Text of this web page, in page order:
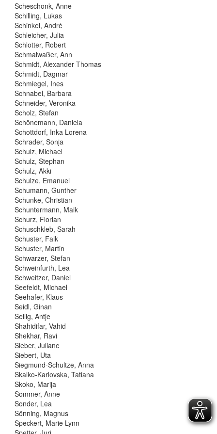
Scheschonk, Anne
Schilling, Lukas
Schinkel, André
Schleicher, Julia
Schlotter, Robert
Schmalwaßer, Ann
Schmidt, Alexander Thomas
Schmidt, Dagmar
Schmiegel, Ines
Schnabel, Barbara
Schneider, Veronika
Scholz, Stefan
Schönemann, Daniela
Schottdorf, Inka Lorena
Schrader, Sonja
Schulz, Michael
Schulz, Stephan
Schulz, Akki
Schulze, Emanuel
Schumann, Gunther
Schunke, Christian
Schuntermann, Maik
Schurz, Florian
Schuschkleb, Sarah
Schuster, Falk
Schuster, Martin
Schwarzer, Stefan
Schweinfurth, Lea
Schweitzer, Daniel
Seefeldt, Michael
Seehafer, Klaus
Seidl, Ginan
Sellig, Antje
Shahidifar, Vahid
Shekhar, Ravi
Sieber, Juliane
Siebert, Uta
Siegmund-Schultze, Anna
Skalko-Karlovska, Tatiana
Skoko, Marija
Sommer, Anne
Sonder, Lea
Sönning, Magnus
Speckert, Marie Lynn